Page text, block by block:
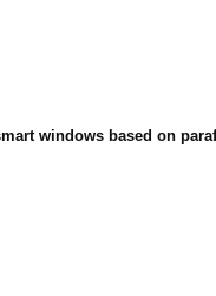
windows based on